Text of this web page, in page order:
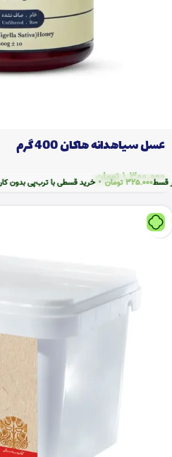
325.000تومان • خرید قسطی با ترب‌پی بدون
عسل سیاهدانه هاکان 400 گرم
1.300.000تومان